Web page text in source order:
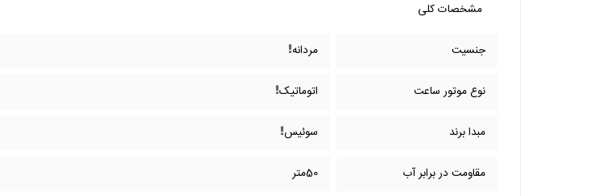
مشخصات کلی
جنسیت مردانه
نوع موتور ساعت اتوماتیک
مبدا برند سوئیس
مقاومت در برابر آب 50متر